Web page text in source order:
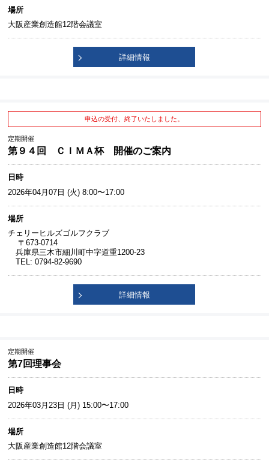
場所
大阪産業創造館12階会議室
詳細情報
申込の受付、終了いたしました。
定期開催
第９４回 ＣＩＭＡ杯 開催のご案内
日時
2026年04月07日 (火) 8:00〜17:00
場所
チェリーヒルズゴルフクラブ
〒673-0714
兵庫県三木市細川町中字道重1200-23
TEL: 0794-82-9690
詳細情報
定期開催
第7回理事会
日時
2026年03月23日 (月) 15:00〜17:00
場所
大阪産業創造館12階会議室